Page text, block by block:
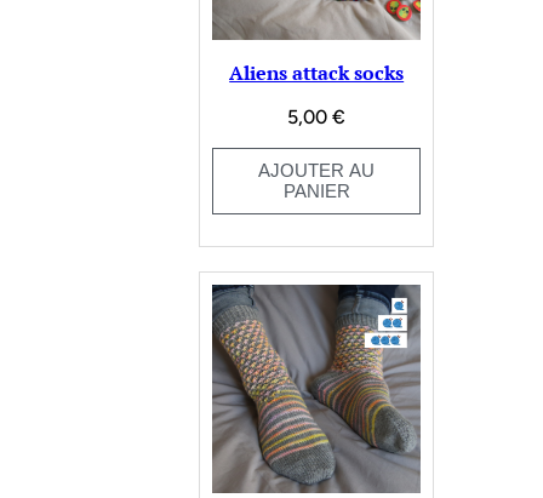
Aliens attack socks
5,00€
AJOUTER AU
PANIER